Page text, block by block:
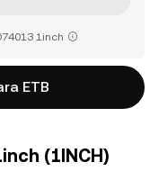
1inch
ETB
(1INCH)